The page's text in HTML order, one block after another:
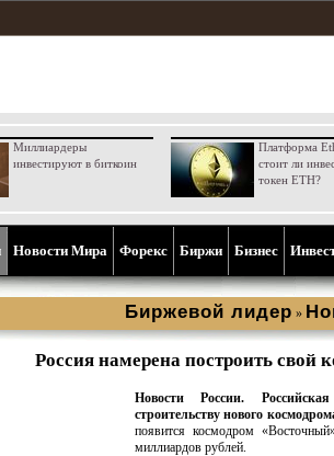
Миллиардеры
инвестируют в биткоин
Платформа
стоит ли
токен ETH?
Новости Мира Форекс Биржи Бизнес
Биржевой лидер »
Россия намерена построить свой
Новости России.
строительству нового
появится космодром
миллиардов рублей.